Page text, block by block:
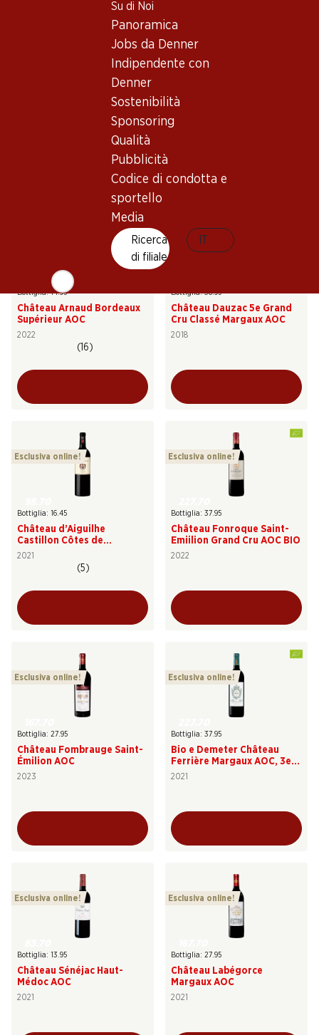
Su di Noi
Panoramica
Jobs da Denner
Indipendente con
Denner
Sostenibilità
Sponsoring
Qualità
Pubblicità
Codice di condotta e
sportello
Media
Ricerca
di filiale
Château Pierrousselle
59.70
Bordeaux AOC
Bottiglia: 14.95
Château Arnaud Bordeaux
Supérieur AOC
2022
(16)
Esclusiva online!
Bottiglia: 38.95
Château Dauzac 5e Grand
Cru Classé Margaux AOC
2018
Esclusiva online!
Bottiglia: 16.45
Château d’Aiguilhe
Castillon Côtes de
Bordeaux AOC
2021
(5)
Esclusiva online!
Bottiglia: 37.95
Château Fonroque Saint-
Emiilion Grand Cru AOC BIO
2022
Esclusiva online!
Bottiglia: 27.95
Château Fombrauge Saint-
Émilion AOC
2023
Esclusiva online!
Bottiglia: 37.95
Bio e Demeter Château
Ferrière Margaux AOC, 3e
Cru Classé
2021
Esclusiva online!
Bottiglia: 13.95
Château Sénéjac Haut-
Médoc AOC
2021
Esclusiva online!
Bottiglia: 27.95
Château Labégorce
Margaux AOC
2021